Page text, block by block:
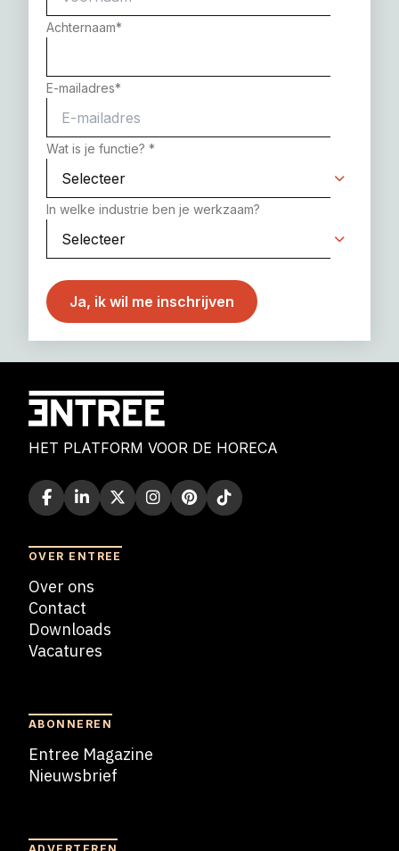
Achternaam*
E-mailadres*
Wat is je functie? *
In welke industrie ben je werkzaam?
HET PLATFORM VOOR DE HORECA
OVER ENTREE
Over ons
Contact
Downloads
Vacatures
ABONNEREN
Entree Magazine
Nieuwsbrief